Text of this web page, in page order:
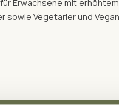
Erwachsene mit
sowie Vegetarier und